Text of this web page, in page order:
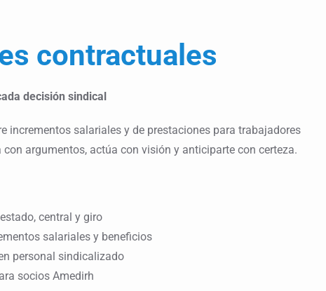
contractuales
decisión sindical
incrementos salariales y de prestaciones para trabajadores
argumentos, actúa con visión y anticiparte con certeza.
central y giro
salariales y beneficios
personal sindicalizado
socios Amedirh